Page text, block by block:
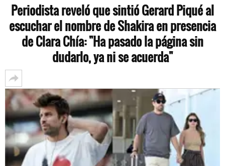
Periodista reveló que sintió Gerard Piqué al
escuchar el nombre de Shakira en presencia
de Clara Chía: "Ha pasado la página sin
dudarlo, ya ni se acuerda"